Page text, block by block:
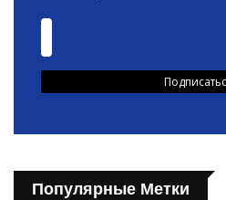
Популярные Метки